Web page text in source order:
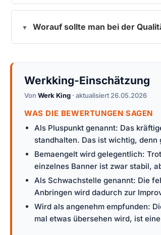
Worauf sollte man bei der
Werkking-Einschätzung
Von Werk King · aktualisiert 26.05.2026
WAS DIE BEWERTUNGEN SAGEN
Als Pluspunkt genannt: Das
standhalten. Das ist wichtig,
Bemaengelt wird gelegentlich:
einzelnes Banner ist zwar stabil,
Als Schwachstelle genannt: Die
Anbringen wird dadurch zur
Wird als angenehm empfunden:
mal etwas übersehen wird, ist